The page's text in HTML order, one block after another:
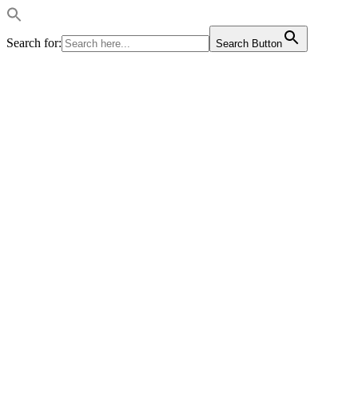
Search for: Search Button